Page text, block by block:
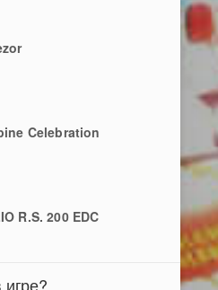
Celebration
R.S. 200 EDC